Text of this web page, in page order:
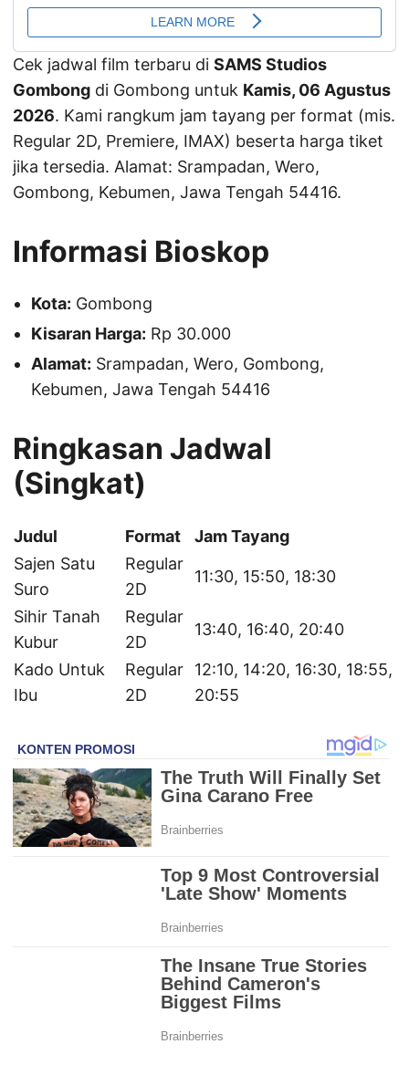
Cek jadwal film terbaru di SAMS Studios
Gombong di Gombong untuk Kamis, 06 Agustus
2026. Kami rangkum jam tayang per format (mis.
Regular 2D, Premiere, IMAX) beserta harga tiket
jika tersedia. Alamat: Srampadan, Wero,
Gombong, Kebumen, Jawa Tengah 54416.
Informasi Bioskop
Kota: Gombong
Kisaran Harga: Rp 30.000
Alamat: Srampadan, Wero, Gombong,
Kebumen, Jawa Tengah 54416
Ringkasan Jadwal
(Singkat)
Judul Format
Jam Tayang
Sajen Satu
Suro
Regular
2D
11:30, 15:50, 18:30
Sihir Tanah
Kubur
Regular
2D
13:40, 16:40, 20:40
Kado Untuk
Ibu
Regular
2D
12:10, 14:20, 16:30, 18:55,
20:55